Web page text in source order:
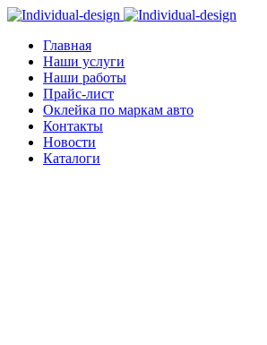
Главная
Наши услуги
Наши работы
Прайс-лист
Оклейка по маркам авто
Контакты
Новости
Каталоги